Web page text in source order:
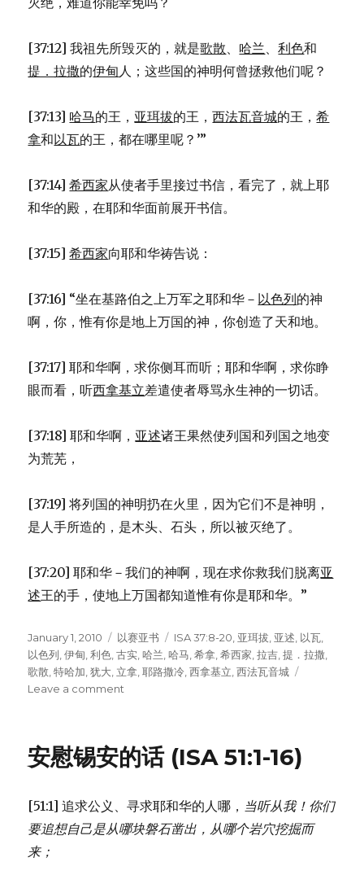
[37:12] 我祖先所毁灭的，就是歌散、 哈兰、利色和
提．拉撒的伊甸人；这些国的神明何曾拯救他们呢？
[37:13] 哈马的王， 亚珥拔的王，西法瓦音城的王，希
拿和以瓦的王，都在哪里呢？’”
[37:14]希西家从使者手里接过书信，看完了，就上耶
和华的殿，在耶和华面前展开书信。
[37:15]希西家向耶和华祷告说：
[37:16] “坐在基路伯之上万军之耶和华－ 以色列的神
啊，你，惟有你是地上万国的神，你创造了天和地。
[37:17] 耶和华啊，求你侧耳而听；耶和华啊，求你睁
眼而看，听西拿基立差遣使者辱骂永生神的一切话。
[37:18] 耶和华啊， 亚述诸王果然使列国和列国之地变
为荒芜，
[37:19] 将列国的神明扔在火里，因为它们不是神明，
是人手所造的，是木头、石头，所以被灭绝了。
[37:20] 耶和华－我们的神啊，现在求你救我们脱离亚
述王的手，使地上万国都知道惟有你是耶和华。”
Posted
on
January 1, 2010 Categories
以赛亚书 Tags
ISA 37:8-20 亚珥拔 亚述 以瓦
以色列 ,伊甸 ,利色 ,古实 ,哈兰 ,哈马 ,希拿 ,希西家 ,拉吉 ,提．拉撒
歌散 ,特哈加 ,犹大 立拿 ,耶路撒冷 ,西拿基立 ,西法瓦音城
Leave a comment
再
胁
(ISA
安慰锡安的话 (ISA 51:1-16)
[51:1] 追求公义、寻求耶和华的人哪， 当听从我！ 你们
要追想自己是从哪块磐石凿出， 从哪个岩穴挖掘而
来；